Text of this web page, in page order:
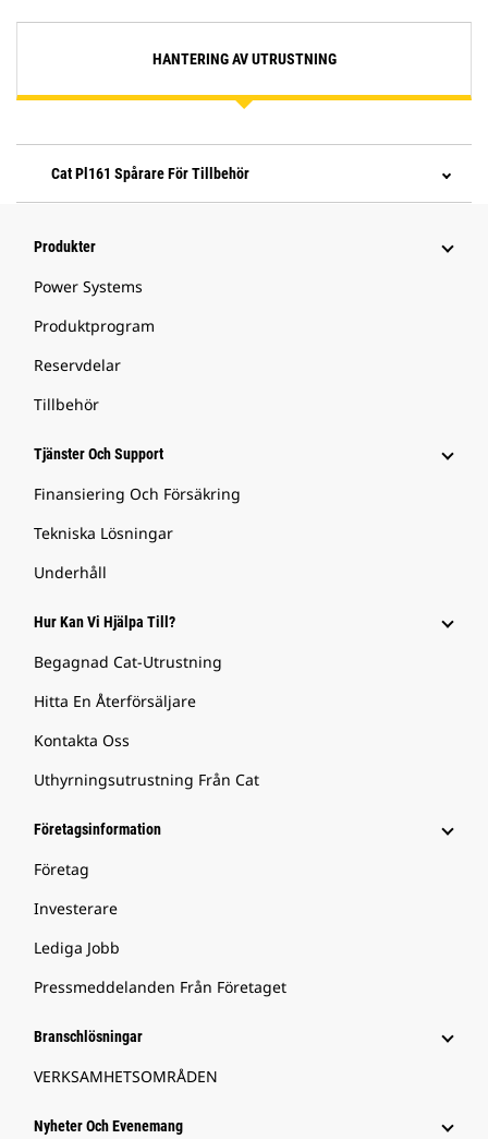
HANTERING AV UTRUSTNING
Cat Pl161 Spårare För Tillbehör
Produkter
Power Systems
Produktprogram
Reservdelar
Tillbehör
Tjänster Och Support
Finansiering Och Försäkring
Tekniska Lösningar
Underhåll
Hur Kan Vi Hjälpa Till?
Begagnad Cat-Utrustning
Hitta En Återförsäljare
Kontakta Oss
Uthyrningsutrustning Från Cat
Företagsinformation
Företag
Investerare
Lediga Jobb
Pressmeddelanden Från Företaget
Branschlösningar
VERKSAMHETSOMRÅDEN
Nyheter Och Evenemang